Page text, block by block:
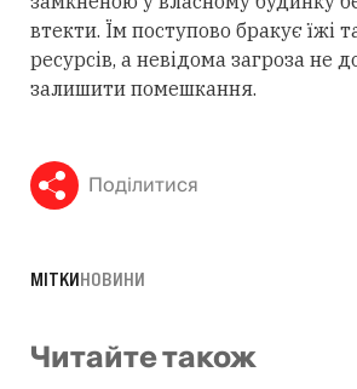
втекти. Їм поступово бракує їжі
ресурсів, а невідома загроза не
залишити помешкання.
Поділитися
МІТКИНОВИНИ
Читайте також